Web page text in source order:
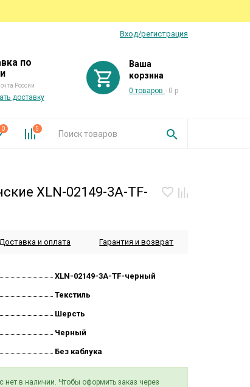
Вход/регистрация
по
России
доставку
Ваша
корзина
0 товаров- 0 р
0 5
XLN-02149-3A-TF-
и оплата Гарантия и возврат
XLN-02149-3A-TF-черный
Текстиль
Шерсть
Черный
Без каблука
нет в наличии. Чтобы оформить заказ через